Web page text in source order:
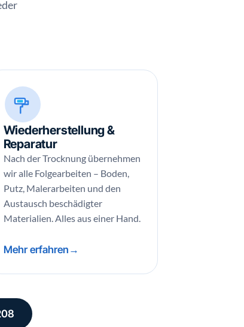
Wiederherstellung &
Reparatur
Nach der Trocknung übernehmen
wir alle Folgearbeiten – Boden,
Putz, Malerarbeiten und den
Austausch beschädigter
Materialien. Alles aus einer Hand.
Mehr erfahren